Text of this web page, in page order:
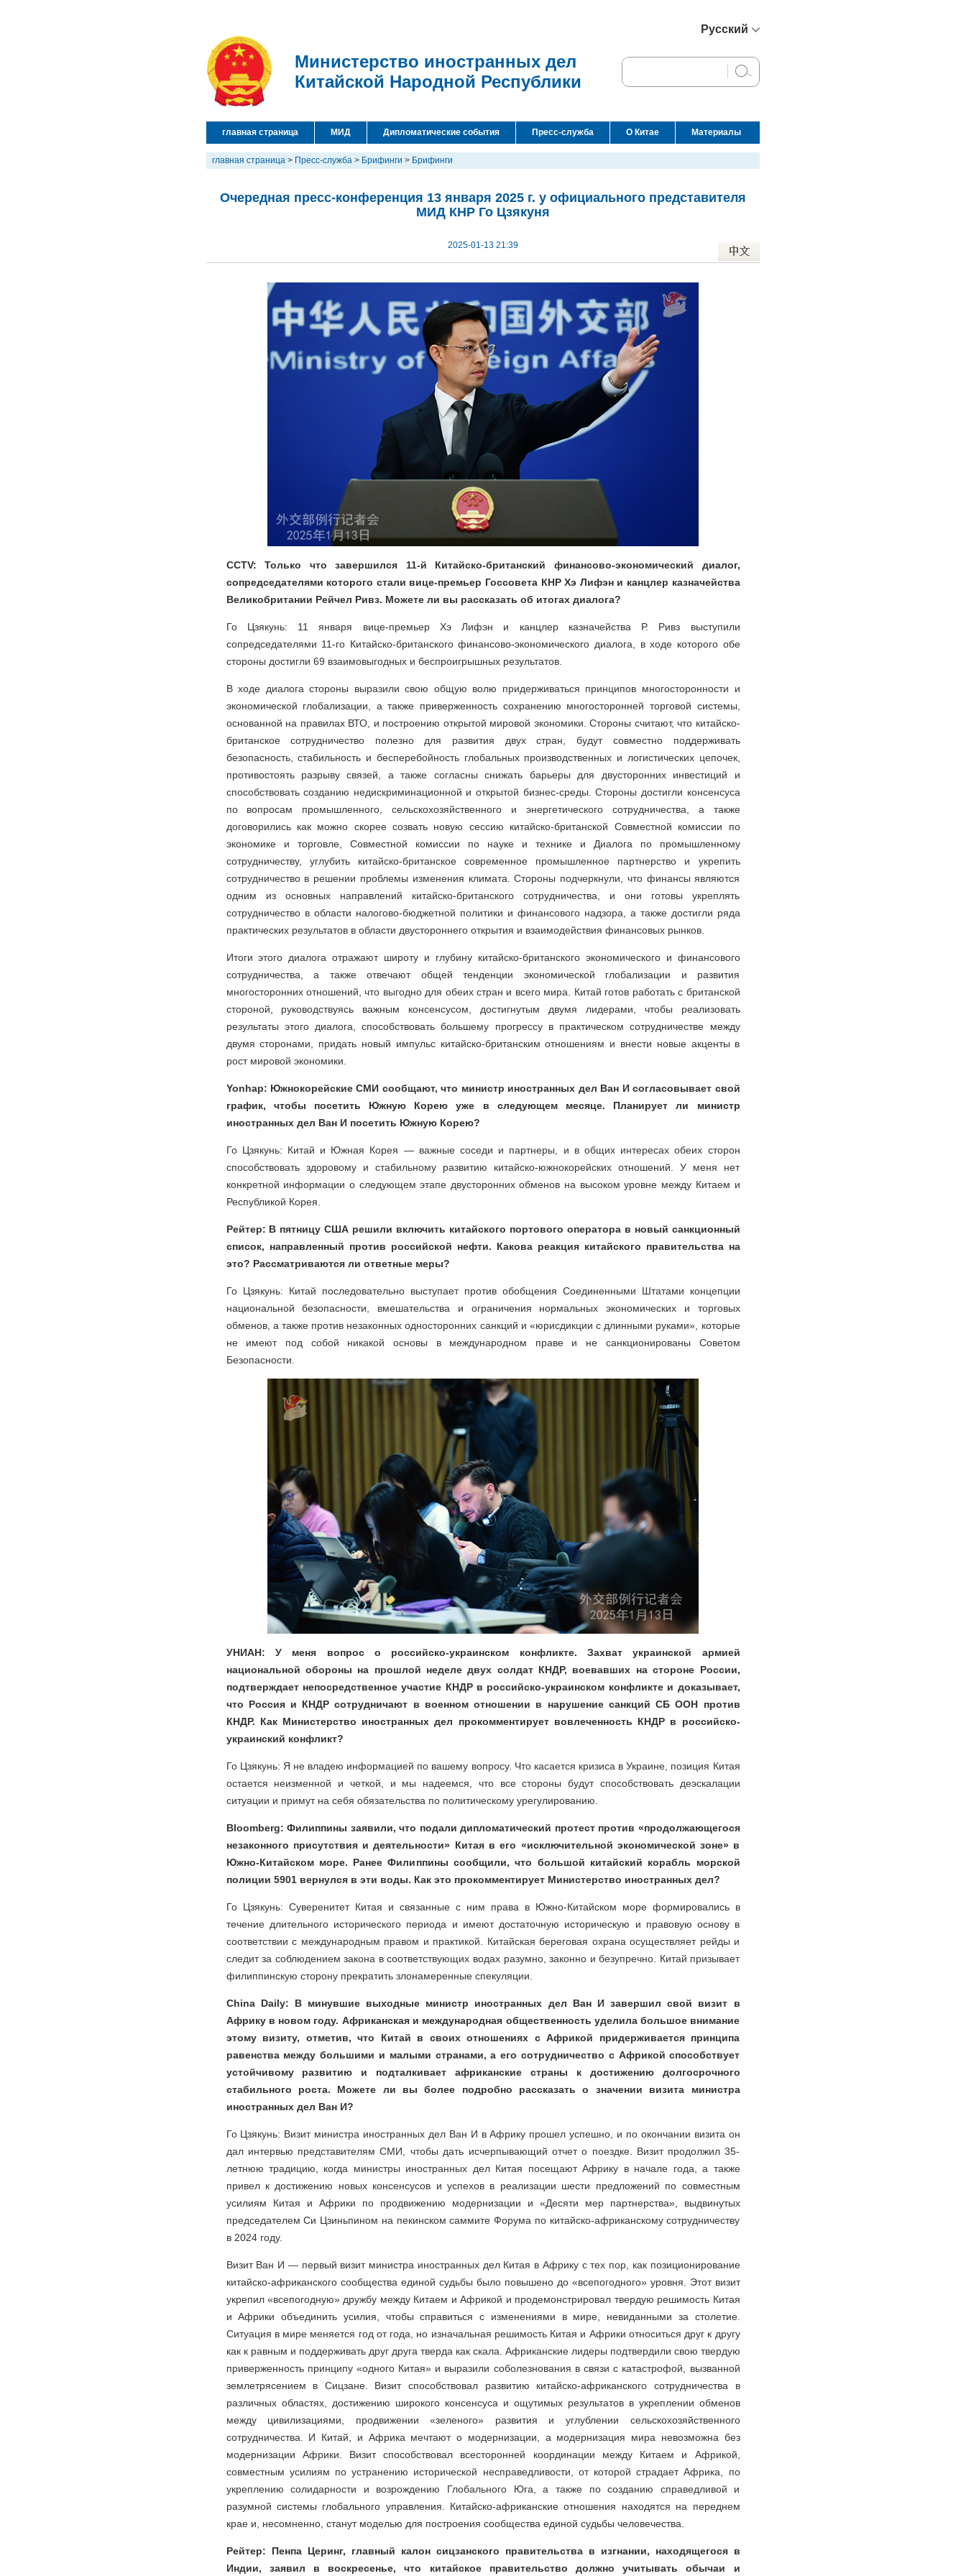
Русский
English
Español
عربي
Министерство иностранных дел
Китайской Народной Республики
главная страница МИД Дипломатические события Пресс-служба О Китае Материалы
главная страница > Пресс-служба > Брифинги > Брифинги
Очередная пресс-конференция 13 января 2025 г. у официального представителя
МИД КНР Го Цзякуня
2025-01-13 21:39
CCTV: Только что завершился 11-й Китайско-британский финансово-экономический диалог,
сопредседателями которого стали вице-премьер Госсовета КНР Хэ Лифэн и канцлер казначейства
Великобритании Рейчел Ривз. Можете ли вы рассказать об итогах диалога?
Го Цзякунь: 11 января вице-премьер Хэ Лифэн и канцлер казначейства Р. Ривз выступили
сопредседателями 11-го Китайско-британского финансово-экономического диалога, в ходе которого обе
стороны достигли 69 взаимовыгодных и беспроигрышных результатов.
В ходе диалога стороны выразили свою общую волю придерживаться принципов многосторонности и
экономической глобализации, а также приверженность сохранению многосторонней торговой системы,
основанной на правилах ВТО, и построению открытой мировой экономики. Стороны считают, что китайско-
британское сотрудничество полезно для развития двух стран, будут совместно поддерживать
безопасность, стабильность и бесперебойность глобальных производственных и логистических цепочек,
противостоять разрыву связей, а также согласны снижать барьеры для двусторонних инвестиций и
способствовать созданию недискриминационной и открытой бизнес-среды. Стороны достигли консенсуса
по вопросам промышленного, сельскохозяйственного и энергетического сотрудничества, а также
договорились как можно скорее созвать новую сессию китайско-британской Совместной комиссии по
экономике и торговле, Совместной комиссии по науке и технике и Диалога по промышленному
сотрудничеству, углубить китайско-британское современное промышленное партнерство и укрепить
сотрудничество в решении проблемы изменения климата. Стороны подчеркнули, что финансы являются
одним из основных направлений китайско-британского сотрудничества, и они готовы укреплять
сотрудничество в области налогово-бюджетной политики и финансового надзора, а также достигли ряда
практических результатов в области двустороннего открытия и взаимодействия финансовых рынков.
Итоги этого диалога отражают широту и глубину китайско-британского экономического и финансового
сотрудничества, а также отвечают общей тенденции экономической глобализации и развития
многосторонних отношений, что выгодно для обеих стран и всего мира. Китай готов работать с британской
стороной, руководствуясь важным консенсусом, достигнутым двумя лидерами, чтобы реализовать
результаты этого диалога, способствовать большему прогрессу в практическом сотрудничестве между
двумя сторонами, придать новый импульс китайско-британским отношениям и внести новые акценты в
рост мировой экономики.
Yonhap: Южнокорейские СМИ сообщают, что министр иностранных дел Ван И согласовывает свой
график, чтобы посетить Южную Корею уже в следующем месяце. Планирует ли министр
иностранных дел Ван И посетить Южную Корею?
Го Цзякунь: Китай и Южная Корея — важные соседи и партнеры, и в общих интересах обеих сторон
способствовать здоровому и стабильному развитию китайско-южнокорейских отношений. У меня нет
конкретной информации о следующем этапе двусторонних обменов на высоком уровне между Китаем и
Республикой Корея.
Рейтер: В пятницу США решили включить китайского портового оператора в новый санкционный
список, направленный против российской нефти. Какова реакция китайского правительства на
это? Рассматриваются ли ответные меры?
Го Цзякунь: Китай последовательно выступает против обобщения Соединенными Штатами концепции
национальной безопасности, вмешательства и ограничения нормальных экономических и торговых
обменов, а также против незаконных односторонних санкций и «юрисдикции с длинными руками», которые
не имеют под собой никакой основы в международном праве и не санкционированы Советом
Безопасности.
УНИАН: У меня вопрос о российско-украинском конфликте. Захват украинской армией
национальной обороны на прошлой неделе двух солдат КНДР, воевавших на стороне России,
подтверждает непосредственное участие КНДР в российско-украинском конфликте и доказывает,
что Россия и КНДР сотрудничают в военном отношении в нарушение санкций СБ ООН против
КНДР. Как Министерство иностранных дел прокомментирует вовлеченность КНДР в российско-
украинский конфликт?
Го Цзякунь: Я не владею информацией по вашему вопросу. Что касается кризиса в Украине, позиция Китая
остается неизменной и четкой, и мы надеемся, что все стороны будут способствовать деэскалации
ситуации и примут на себя обязательства по политическому урегулированию.
Bloomberg: Филиппины заявили, что подали дипломатический протест против «продолжающегося
незаконного присутствия и деятельности» Китая в его «исключительной экономической зоне» в
Южно-Китайском море. Ранее Филиппины сообщили, что большой китайский корабль морской
полиции 5901 вернулся в эти воды. Как это прокомментирует Министерство иностранных дел?
Го Цзякунь: Суверенитет Китая и связанные с ним права в Южно-Китайском море формировались в
течение длительного исторического периода и имеют достаточную историческую и правовую основу в
соответствии с международным правом и практикой. Китайская береговая охрана осуществляет рейды и
следит за соблюдением закона в соответствующих водах разумно, законно и безупречно. Китай призывает
филиппинскую сторону прекратить злонамеренные спекуляции.
China Daily: В минувшие выходные министр иностранных дел Ван И завершил свой визит в
Африку в новом году. Африканская и международная общественность уделила большое внимание
этому визиту, отметив, что Китай в своих отношениях с Африкой придерживается принципа
равенства между большими и малыми странами, а его сотрудничество с Африкой способствует
устойчивому развитию и подталкивает африканские страны к достижению долгосрочного
стабильного роста. Можете ли вы более подробно рассказать о значении визита министра
иностранных дел Ван И?
Го Цзякунь: Визит министра иностранных дел Ван И в Африку прошел успешно, и по окончании визита он
дал интервью представителям СМИ, чтобы дать исчерпывающий отчет о поездке. Визит продолжил 35-
летнюю традицию, когда министры иностранных дел Китая посещают Африку в начале года, а также
привел к достижению новых консенсусов и успехов в реализации шести предложений по совместным
усилиям Китая и Африки по продвижению модернизации и «Десяти мер партнерства», выдвинутых
председателем Си Цзиньпином на пекинском саммите Форума по китайско-африканскому сотрудничеству
в 2024 году.
Визит Ван И — первый визит министра иностранных дел Китая в Африку с тех пор, как позиционирование
китайско-африканского сообщества единой судьбы было повышено до «всепогодного» уровня. Этот визит
укрепил «всепогодную» дружбу между Китаем и Африкой и продемонстрировал твердую решимость Китая
и Африки объединить усилия, чтобы справиться с изменениями в мире, невиданными за столетие.
Ситуация в мире меняется год от года, но изначальная решимость Китая и Африки относиться друг к другу
как к равным и поддерживать друг друга тверда как скала. Африканские лидеры подтвердили свою твердую
приверженность принципу «одного Китая» и выразили соболезнования в связи с катастрофой, вызванной
землетрясением в Сицзане. Визит способствовал развитию китайско-африканского сотрудничества в
различных областях, достижению широкого консенсуса и ощутимых результатов в укреплении обменов
между цивилизациями, продвижении «зеленого» развития и углублении сельскохозяйственного
сотрудничества. И Китай, и Африка мечтают о модернизации, а модернизация мира невозможна без
модернизации Африки. Визит способствовал всесторонней координации между Китаем и Африкой,
совместным усилиям по устранению исторической несправедливости, от которой страдает Африка, по
укреплению солидарности и возрождению Глобального Юга, а также по созданию справедливой и
разумной системы глобального управления. Китайско-африканские отношения находятся на переднем
крае и, несомненно, станут моделью для построения сообщества единой судьбы человечества.
Рейтер: Пенпа Церинг, главный калон сицзанского правительства в изгнании, находящегося в
Индии, заявил в воскресенье, что китайское правительство должно учитывать обычаи и